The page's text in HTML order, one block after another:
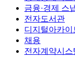
금융·경제 스
전자도서관
디지털아카이
채용
전자계약시스